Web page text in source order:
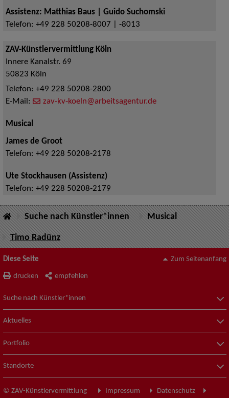
Assistenz: Matthias Baus | Guido Suchomski
Telefon: +49 228 50208-8007 | -8013
ZAV-Künstlervermittlung Köln
Innere Kanalstr. 69
50823 Köln
Telefon: +49 228 50208-2800
E-Mail:
zav-kv-koeln@arbeitsagentur.de
Musical
James de Groot
Telefon: +49 228 50208-2178
Ute Stockhausen (Assistenz)
Telefon: +49 228 50208-2179
Suche nach Künstler*innen Musical
Timo Radünz
Diese Seite
drucken empfehlen
Zum Seitenanfang
Suche nach Künstler*innen
Aktuelles
Portfolio
Standorte
© ZAV-Künstlervermittlung Impressum Datenschutz